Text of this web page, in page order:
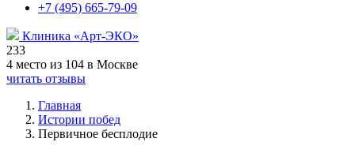
+7 (495) 665-79-09
Клиника «Арт-ЭКО»
233
4 место из 104 в Москве
читать отзывы
Главная
Истории побед
Первичное бесплодие